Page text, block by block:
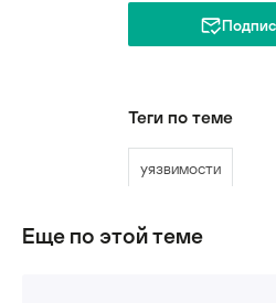
Теги по теме
уязвимости
Еще по этой теме